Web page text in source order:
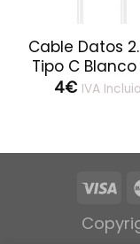
Cable Datos
Tipo C Blanco
4€ IVA